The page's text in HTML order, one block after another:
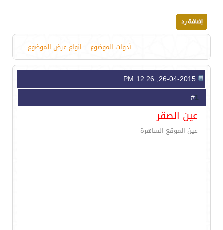
أدوات الموضوع انواع عرض الموضوع
1
عين الصقر
عين الموقع الساهرة